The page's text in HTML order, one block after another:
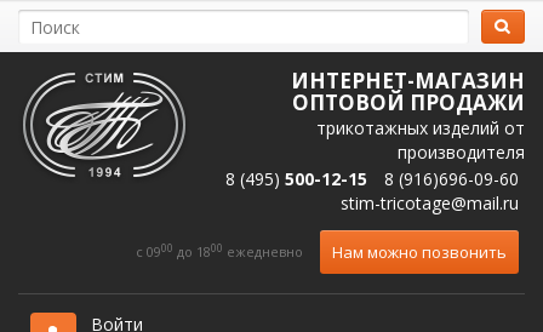
ИНТЕРНЕТ-МАГАЗИН
ОПТОВОЙ ПРОДАЖИ
трикотажных изделий от
производителя
8 (495) 500-12-15
8 (916)696-09-60
stim-tricotage@mail.ru
c 0900 до 1800 ежедневно Нам можно позвонить
Войти